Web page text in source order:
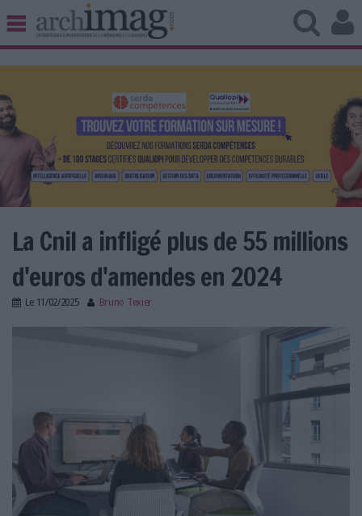
BIBLIOTHÈQUE ÉDITION
UNIVERS DATA
TRAVAIL COLLABORATIF
VIE NUMÉRIQUE
NUMÉRIQUE RESPONSABLE
LES DOSSIERS
L'ESPACE EMPLOI
L'AGENDA
L'ANNUAIRE DES ACTEURS
LES LIVRES BLANCS
LES SUPPLÉMENTS
La Cnil a infligé plus de 55 millions
d'euros d'amendes en 2024
Le 11/02/2025 Bruno Texier